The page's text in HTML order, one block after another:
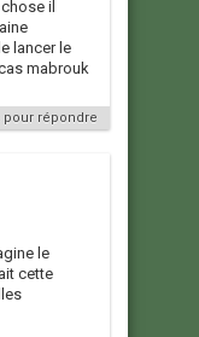
il
lancer le
mabrouk
pour répondre
le
cette